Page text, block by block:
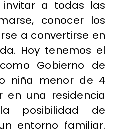
invitar a todas las
conocer los
a convertirse en
Hoy tenemos el
Gobierno de
niña menor de 4
en una residencia
posibilidad de
entorno familiar.